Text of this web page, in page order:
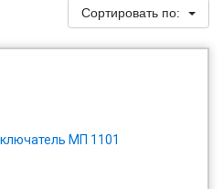
Сортировать по: